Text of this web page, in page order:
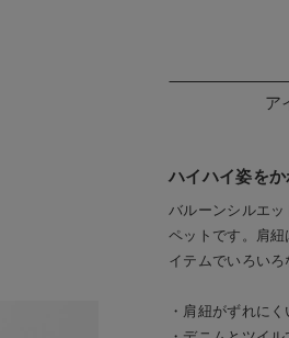
肩紐は前ボタン
ア
ハイハイ姿を
バルーンシルエ
ペットです。肩
イテムでいろいろ
・肩紐がずれに